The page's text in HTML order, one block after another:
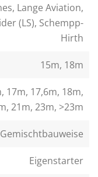
Lange Aviation,
(LS), Schempp-
Hirth
15m, 18m
17m, 17,6m, 18m,
21m, 23m, >23m
Gemischtbauweise
Eigenstarter